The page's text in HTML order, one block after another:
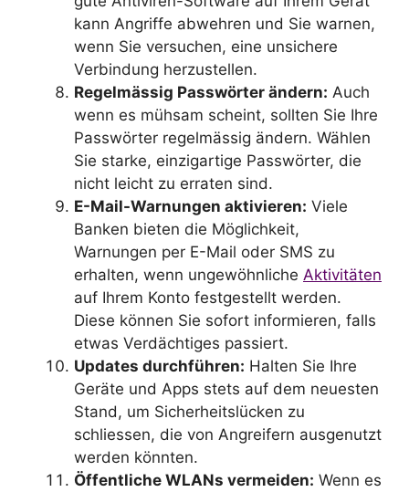
kann Angriffe abwehren und Sie warnen,
wenn Sie versuchen, eine unsichere
Verbindung herzustellen.
Regelmässig Passwörter ändern: Auch
wenn es mühsam scheint, sollten Sie Ihre
Passwörter regelmässig ändern. Wählen
Sie starke, einzigartige Passwörter, die
nicht leicht zu erraten sind.
E-Mail-Warnungen aktivieren: Viele
Banken bieten die Möglichkeit,
Warnungen per E-Mail oder SMS zu
erhalten, wenn ungewöhnliche Aktivitäten
auf Ihrem Konto festgestellt werden.
Diese können Sie sofort informieren, falls
etwas Verdächtiges passiert.
Updates durchführen: Halten Sie Ihre
Geräte und Apps stets auf dem neuesten
Stand, um Sicherheitslücken zu
schliessen, die von Angreifern ausgenutzt
werden könnten.
Öffentliche WLANs vermeiden: Wenn es